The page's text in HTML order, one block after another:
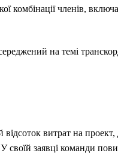
комбінації членів,
на темі
витрат на проект,
своїй заявці команди